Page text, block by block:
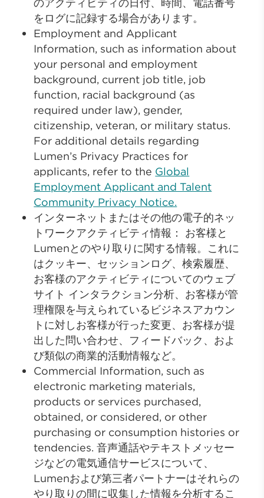
をログに記録する場合があります。
Employment and Applicant
Information, such as information about
your personal and employment
background, current job title, job
function, racial background (as
required under law), gender,
citizenship, veteran, or military status.
For additional details regarding
Lumen’s Privacy Practices for
applicants, refer to the Global
Employment Applicant and Talent
Community Privacy Notice.
インターネットまたはその他の電子的ネッ
トワークアクティビティ情報： お客様と
Lumenとのやり取りに関する情報。これに
はクッキー、セッションログ、検索履歴、
お客様のアクティビティについてのウェブ
サイト インタラクション分析、お客様が管
理権限を与えられているビジネスアカウン
トに対しお客様が行った変更、お客様が提
出した問い合わせ、フィードバック、およ
び類似の商業的活動情報など。
Commercial Information, such as
electronic marketing materials,
products or services purchased,
obtained, or considered, or other
purchasing or consumption histories or
tendencies. 音声通話やテキストメッセー
ジなどの電気通信サービスについて、
Lumenおよび第三者パートナーはそれらの
やり取りの間に収集した情報を分析するこ